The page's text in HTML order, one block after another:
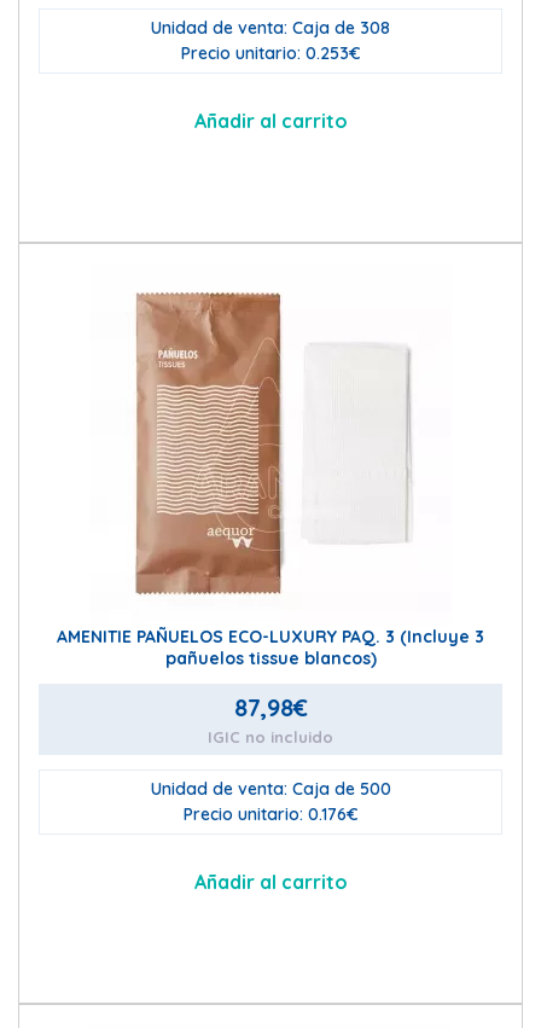
Unidad de venta: Caja de 308
Precio unitario: 0.253€
Añadir al carrito
AMENITIE PAÑUELOS ECO-LUXURY PAQ. 3 (Incluye 3
pañuelos tissue blancos)
87,98€
IGIC no incluido
Unidad de venta: Caja de 500
Precio unitario: 0.176€
Añadir al carrito